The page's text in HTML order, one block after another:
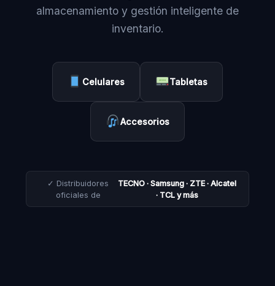
almacenamiento y gestión inteligente de
inventario.
Celulares Tabletas
Accesorios
✓ Distribuidores
oficiales de
TECNO · Samsung · ZTE · Alcatel
· TCL y más